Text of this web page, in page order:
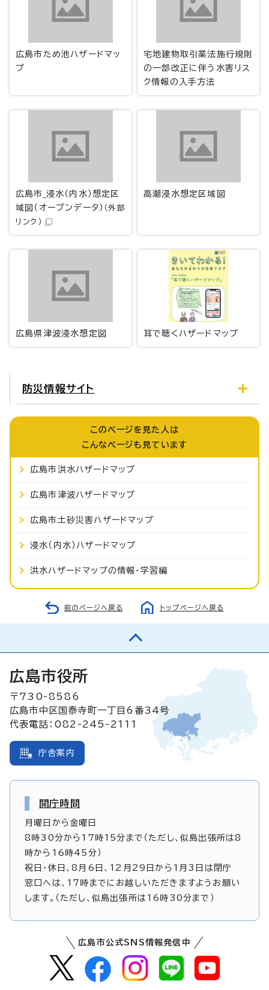
広島市ため池ハザードマッ
プ
宅地建物取引業法施行規則
の一部改正に伴う水害リス
ク情報の入手方法
広島市_浸水（内水）想定区
域図（オープンデータ） （外部
リンク）
高潮浸水想定区域図
広島県津波浸水想定図 耳で聴くハザードマップ
防災情報サイト
このページを見た人は
こんなページも見ています
広島市洪水ハザードマップ
広島市津波ハザードマップ
広島市土砂災害ハザードマップ
浸水（内水）ハザードマップ
洪水ハザードマップの情報・学習編
前のページへ戻る トップページへ戻る
広島市役所
〒730-8586
広島市中区国泰寺町一丁目6番34号
代表電話：082-245-2111
庁舎案内
開庁時間
月曜日から金曜日
8時30分から17時15分まで（ただし、似島出張所は8
時から16時45分）
祝日・休日、8月6日、12月29日から1月3日は閉庁
窓口へは、17時までにお越しいただきますようお願い
します。（ただし、似島出張所は16時30分まで）
広島市公式SNS情報発信中